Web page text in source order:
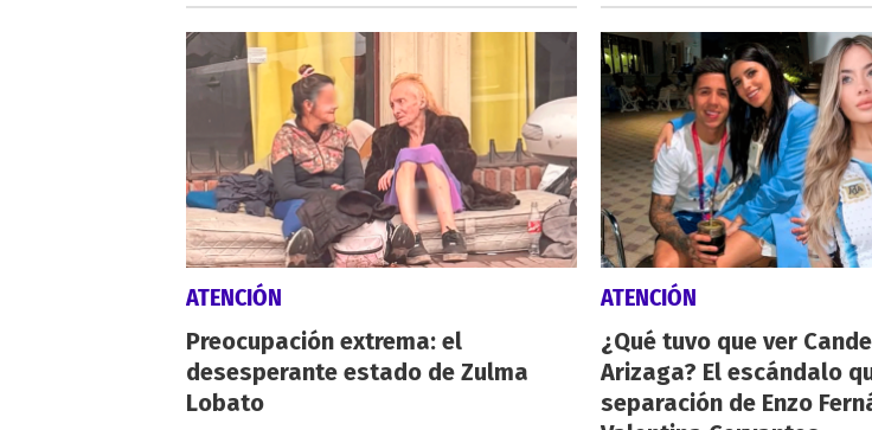
ATENCIÓN
Preocupación extrema: el
desesperante estado de Zulma
Lobato
ATENCIÓN
¿Qué tuvo que ver
Arizaga? El escándalo
separación de Enzo